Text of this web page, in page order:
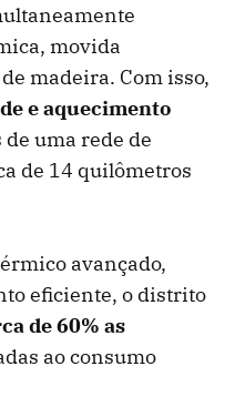
movida
madeira. Com isso,
e aquecimento
de uma rede de
de 14 quilômetros
avançado,
eficiente, o distrito
de 60% as
ao consumo